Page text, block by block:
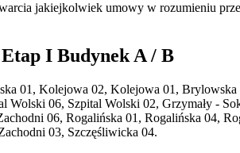
jakiejkolwiek umowy w rozumieniu
I Budynek A / B
01, Kolejowa 02, Kolejowa 01,
Wolski 06, Szpital Wolski 02, Grzymały -
06, Rogalińska 01, Rogalińska 04,
03, Szczęśliwicka 04.